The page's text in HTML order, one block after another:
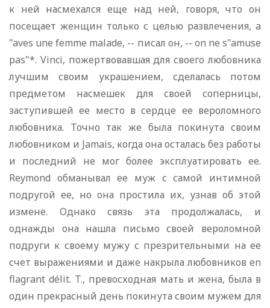
к ней насмехался еще над ней, говоря, что он
посещает женщин только с целью развлечения, a
"aves une femme malade, -- писал он, -- on ne s"amuse
pas"*. Vinci, пожертвовавшая для своего любовника
лучшим своим украшением, сделалась потом
предметом насмешек для своей соперницы,
заступившей ее место в сердце ее вероломного
любовника. Точно так же была покинута своим
любовником и Jamais, когда она осталась без работы
и последний не мог более эксплуатировать ее.
Reymond обманывал ее муж с самой интимной
подругой ее, но она простила их, узнав об этой
измене. Однако связь эта продолжалась, и
однажды она нашла письмо своей вероломной
подруги к своему мужу с презрительными на ее
счет выражениями и даже накрыла любовников en
flagrant délit. T., превосходная мать и жена, была в
один прекрасный день покинута своим мужем для